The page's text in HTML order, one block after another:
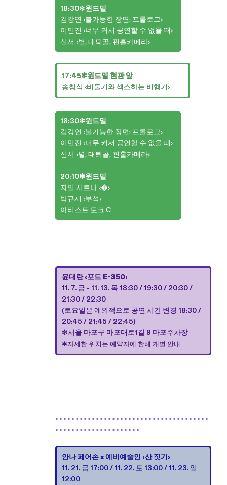
18:30❇︎윈드밀
김강연 ‹불가능한 장면: 프롤로그›
이민진 ‹너무 커서 공연할 수 없을 때›
신서 ‹별, 대퇴골, 핀홀카메라›
17:45❇︎윈드밀 현관 앞
송창식 ‹비둘기와 섹스하는 비행기›
18:30❇︎윈드밀
김강연 ‹불가능한 장면: 프롤로그›
이민진 ‹너무 커서 공연할 수 없을 때›
신서 ‹별, 대퇴골, 핀홀카메라›
20:10❇︎윈드밀
자밀 시트나 ‹�›
박규재 ‹부석›
아티스트 토크 C
윤대란 ‹포드 E-350›
11. 7. 금 - 11. 13. 목 18:30 / 19:30 / 20:30 /
21:30 / 22:30
(토요일은 예외적으로 공연 시간 변경 18:30 /
20:45 / 21:45 / 22:45)
❇︎서울 마포구 마포대로1길 9 마포주차장
✱자세한 위치는 예약자에 한해 개별 안내
► ► ► ► ► ► ► ► ► ► ► ► ► ► ► ► ► ► ► ► ► ► ► ► ► ► ► ► ► ► ► ► ► ► ► ► ► ►
► ► ► ► ► ► ► ► ► ► ► ► ► ► ► ► ► ► ► ► ►
안나 페어손 x 예비예술인 ‹산 짓기›
11. 21. 금 17:00 / 11. 22. 토 13:00 / 11. 23. 일
12:00